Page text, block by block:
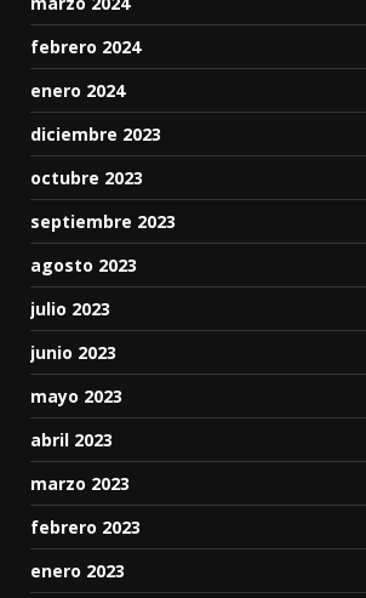
febrero 2024
enero 2024
diciembre 2023
octubre 2023
septiembre 2023
agosto 2023
julio 2023
junio 2023
mayo 2023
abril 2023
marzo 2023
febrero 2023
enero 2023